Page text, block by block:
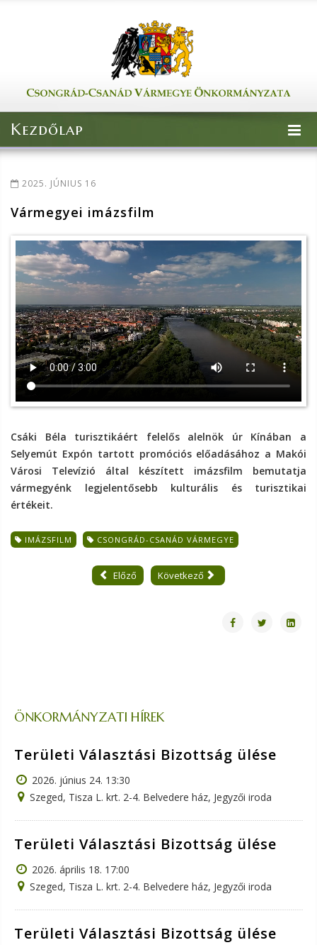
Kezdőlap
2025. JÚNIUS 16
Vármegyei imázsfilm
Csáki Béla turisztikáért felelős alelnök úr Kínában a
Selyemút Expón tartott promóciós előadásához a Makói
Városi Televízió által készített imázsfilm bemutatja
vármegyénk legjelentősebb kulturális és turisztikai
értékeit.
IMÁZSFILM CSONGRÁD-CSANÁD VÁRMEGYE
Előző Következő
ÖNKORMÁNYZATI HÍREK
Területi Választási Bizottság ülése
2026. június 24. 13:30
Szeged, Tisza L. krt. 2-4. Belvedere ház, Jegyzői iroda
Területi Választási Bizottság ülése
2026. április 18. 17:00
Szeged, Tisza L. krt. 2-4. Belvedere ház, Jegyzői iroda
Területi Választási Bizottság ülése